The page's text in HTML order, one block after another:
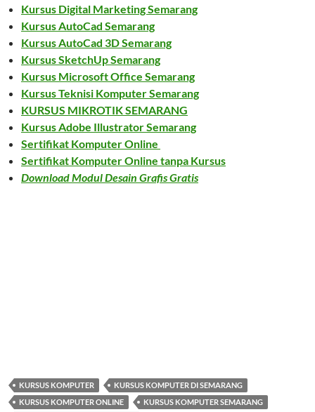
Kursus Digital Marketing Semarang
Kursus AutoCad Semarang
Kursus AutoCad 3D Semarang
Kursus SketchUp Semarang
Kursus Microsoft Office Semarang
Kursus Teknisi Komputer Semarang
KURSUS MIKROTIK SEMARANG
Kursus Adobe Illustrator Semarang
Sertifikat Komputer Online
Sertifikat Komputer Online tanpa Kursus
Download Modul Desain Grafis Gratis
KURSUS KOMPUTER
KURSUS KOMPUTER DI SEMARANG
KURSUS KOMPUTER ONLINE
KURSUS KOMPUTER SEMARANG